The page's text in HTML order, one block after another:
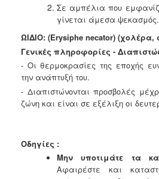
Σε αμπέλια που
γίνεται άμεσα ψεκασμός.
ΩΙΔΙΟ: (Erysiphe necator) (χολέρα,
Γενικές πληροφορίες -
- Οι θερμοκρασίες της εποχής
την ανάπτυξή του.
- Διαπιστώνονται προσβολές
ζώνη και είναι σε εξέλιξη οι
Οδηγίες :
Μην υποτιμάτε τα
Αφαιρέστε και